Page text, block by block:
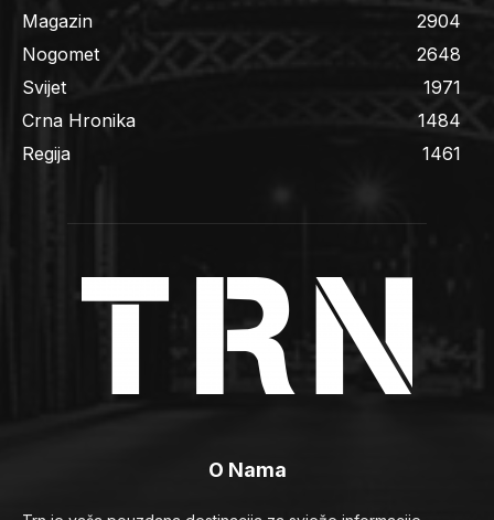
Magazin
2904
Nogomet
2648
Svijet
1971
Crna Hronika
1484
Regija
1461
O Nama